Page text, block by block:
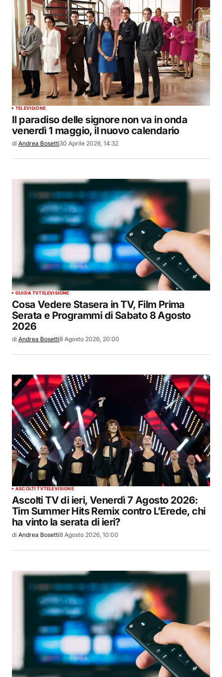
TELEVISIONE
Il paradiso delle signore non va in onda
venerdì 1 maggio, il nuovo calendario
di Andrea Bosetti30 Aprile 2026, 14:32
GUIDA TVTELEVISIONE
Cosa Vedere Stasera in TV, Film Prima
Serata e Programmi di Sabato 8 Agosto
2026
di Andrea Bosetti8 Agosto 2026, 20:00
ASCOLTI TVTELEVISIONE
Ascolti TV di ieri, Venerdì 7 Agosto 2026:
Tim Summer Hits Remix contro L’Erede, chi
ha vinto la serata di ieri?
di Andrea Bosetti8 Agosto 2026, 10:00